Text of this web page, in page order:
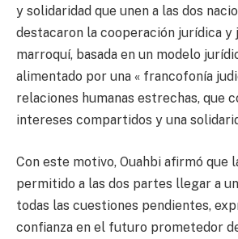
y solidaridad que unen a las dos
destacaron la cooperación jurídica y
marroquí, basada en un modelo
alimentado por una « francofonía
relaciones humanas estrechas, que
intereses compartidos y una
Con este motivo, Ouahbi afirmó que
permitido a las dos partes llegar a
todas las cuestiones pendientes,
confianza en el futuro prometedor